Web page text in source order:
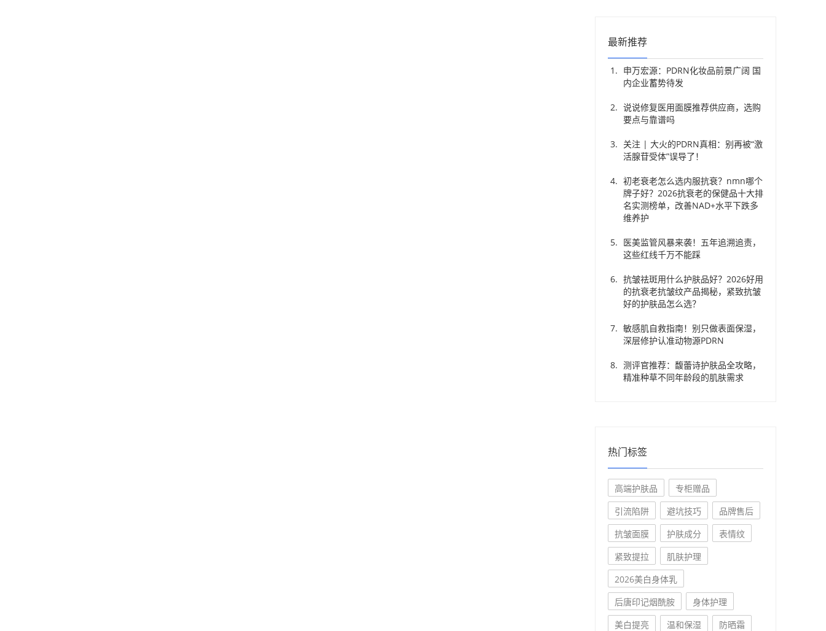
最新推荐
申万宏源：PDRN化妆品前景广阔 国
内企业蓄势待发
说说修复医用面膜推荐供应商，选购
要点与靠谱吗
关注 | 大火的PDRN真相：别再被“激
活腺苷受体”误导了！
初老衰老怎么选内服抗衰？nmn哪个
牌子好？2026抗衰老的保健品十大排
名实测榜单，改善NAD+水平下跌多
维养护
医美监管风暴来袭！五年追溯追责，
这些红线千万不能踩
抗皱祛斑用什么护肤品好？2026好用
的抗衰老抗皱纹产品揭秘，紧致抗皱
好的护肤品怎么选？
敏感肌自救指南！别只做表面保湿，
深层修护认准动物源PDRN
测评官推荐：馥蕾诗护肤品全攻略，
精准种草不同年龄段的肌肤需求
热门标签
高端护肤品
专柜赠品
引流陷阱
避坑技巧
品牌售后
抗皱面膜
护肤成分
表情纹
紧致提拉
肌肤护理
2026美白身体乳
后唐印记烟酰胺
身体护理
美白提亮
温和保湿
防晒霜